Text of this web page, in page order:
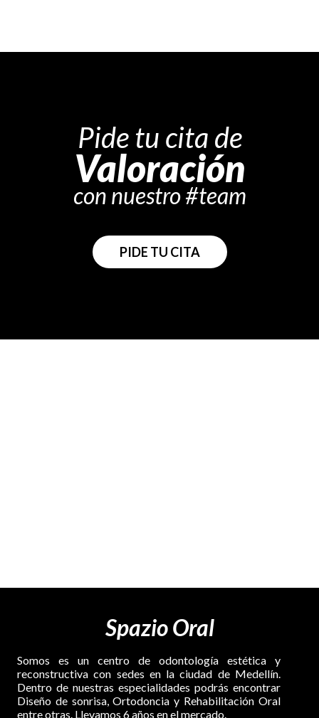
Pide tu cita de
Valoración
con nuestro #team
PIDE TU CITA
Spazio Oral
Somos es un centro de odontología estética y
reconstructiva con sedes en la ciudad de Medellín.
Dentro de nuestras especialidades podrás encontrar
Diseño de sonrisa, Ortodoncia y Rehabilitación Oral
entre otras. Llevamos 6 años en el mercado.